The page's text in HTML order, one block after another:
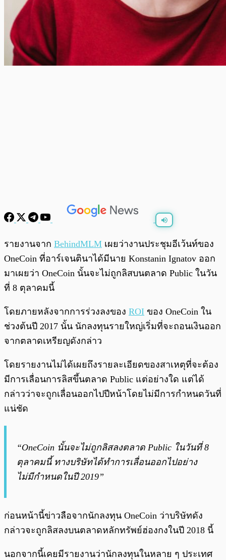
0:00/ 0:00
รายงานจาก BehindMLM เผยว่างานประชุมอีเว้นท์ของ
OneCoin ที่อาร์เจนตินาได้มีนาย Konstanin Ignatov ออก
มาเผยว่า OneCoin นั้นจะไม่ถูกลิสบนตลาด Public ในวัน
ที่ 8 ตุลาคมนี้
โดยภายหลังจากการร่วงลงของ ROI ของ OneCoin ใน
ช่วงต้นปี 2017 นั้น นักลงทุนรายใหญ่เริ่มที่จะถอนเงินออก
จากตลาดเหรียญดังกล่าว
โดยรายงานไม่ได้เผยถึงรายละเอียดของสาเหตุที่จะต้อง
มีการเลื่อนการลิสขึ้นตลาด Public แต่อย่างใด แต่ได้
กล่าวว่าจะถูกเลื่อนออกไปปีหน้าโดยไม่มีการกำหนดวันที่
แน่ชัด
“OneCoin นั้นจะไม่ถูกลิสลงตลาด Public ในวันที่ 8
ตุลาคมนี้ ทางบริษัทได้ทำการเลื่อนออกไปอย่าง
ไม่มีกำหนดในปี 2019”
ก่อนหน้านี้ข่าวลือจากนักลงทุน OneCoin ว่าบริษัทดัง
กล่าวจะถูกลิสลงบนตลาดหลักทรัพย์ฮ่องกงในปี 2018 นี้
นอกจากนี้เคยมีรายงานว่านักลงทุนในหลาย ๆ ประเทศ